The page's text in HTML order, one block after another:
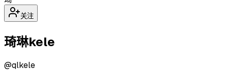
关注
琦琳kele
@qlkele